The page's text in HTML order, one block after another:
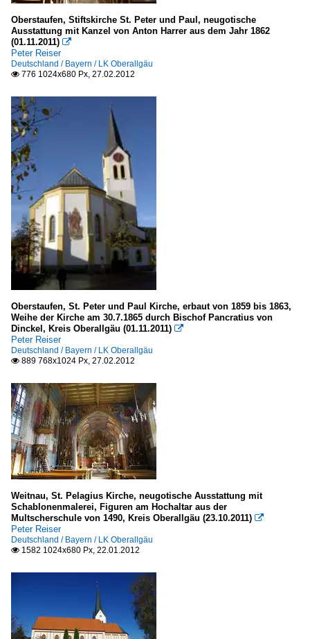
Oberstaufen, Stiftskirche St. Peter und Paul, neugotische
Ausstattung mit Kanzel von Anton Harrer aus dem Jahr 1862
(01.11.2011) 
Peter Reiser
Deutschland / Bayern / LK Oberallgäu
 776 1024x680 Px, 27.02.2012
Oberstaufen, St. Peter und Paul Kirche, erbaut von 1859 bis 1863,
Weihe der Kirche am 30.7.1865 durch Bischof Pancratius von
Dinckel, Kreis Oberallgäu (01.11.2011) 
Peter Reiser
Deutschland / Bayern / LK Oberallgäu
 889 768x1024 Px, 27.02.2012
Weitnau, St. Pelagius Kirche, neugotische Ausstattung mit
Schablonenmalerei, Figuren am Hochaltar aus der
Multscherschule von 1490, Kreis Oberallgäu (23.10.2011) 
Peter Reiser
Deutschland / Bayern / LK Oberallgäu
 1582 1024x680 Px, 22.01.2012